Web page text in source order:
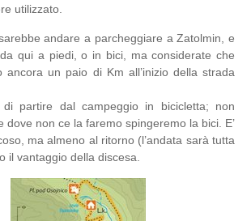
utilizzato.
andare a parcheggiare a Zatolmin, e
qui a piedi, o in bici, ma considerate che
ancora un paio di Km all’inizio della strada
di partire dal campeggio in bicicletta; non
dove non ce la faremo spingeremo la bici. E’
ma almeno al ritorno (l’andata sarà tutta
il vantaggio della discesa.